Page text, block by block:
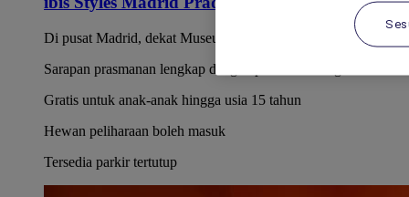
Di pusat Madrid, dekat Museum Prado dan Plaza Mayor
Sarapan prasmanan lengkap dengan pilihan bebas gluten
Gratis untuk anak-anak hingga usia 15 tahun
Hewan peliharaan boleh masuk
Tersedia parkir tertutup